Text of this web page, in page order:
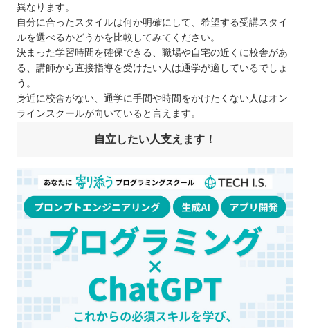
異なります。
自分に合ったスタイルは何か明確にして、希望する受講スタイ
ルを選べるかどうかを比較してみてください。
決まった学習時間を確保できる、職場や自宅の近くに校舎があ
る、講師から直接指導を受けたい人は通学が適しているでしょ
う。
身近に校舎がない、通学に手間や時間をかけたくない人はオン
ラインスクールが向いていると言えます。
自立したい人支えます！